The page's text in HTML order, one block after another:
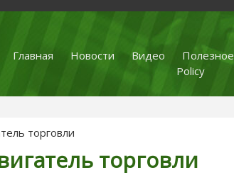
Главная Новости Видео Полезное
Policy
торговли
торговли